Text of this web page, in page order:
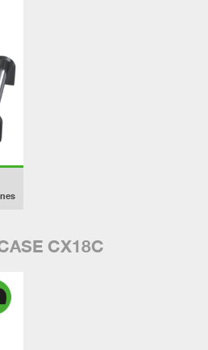
CX18C